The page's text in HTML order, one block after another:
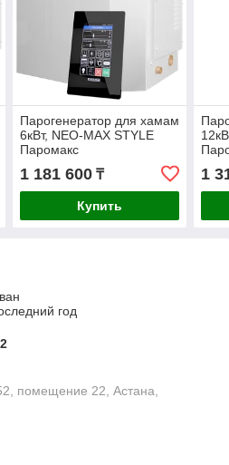
Парогенератор для хамам
6кВт, NEO-MAX STYLE
Паромакс
1 181 600₸
Купить
1
год
помещение 22, Астана,